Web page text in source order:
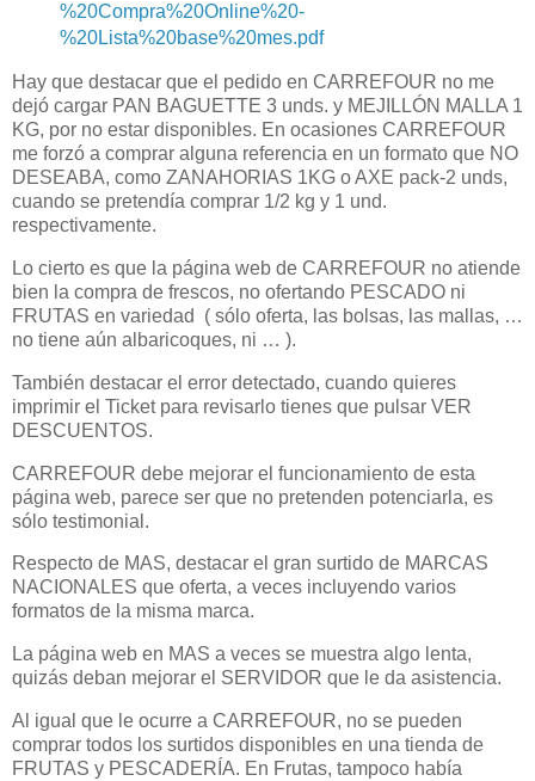
%20Compra%20Online%20-
%20Lista%20base%20mes.pdf
Hay que destacar que el pedido en CARREFOUR no me
dejó cargar PAN BAGUETTE 3 unds. y MEJILLÓN MALLA 1
KG, por no estar disponibles. En ocasiones CARREFOUR
me forzó a comprar alguna referencia en un formato que NO
DESEABA, como ZANAHORIAS 1KG o AXE pack-2 unds,
cuando se pretendía comprar 1/2 kg y 1 und.
respectivamente.
Lo cierto es que la página web de CARREFOUR no atiende
bien la compra de frescos, no ofertando PESCADO ni
FRUTAS en variedad ( sólo oferta, las bolsas, las mallas, …
no tiene aún albaricoques, ni … ).
También destacar el error detectado, cuando quieres
imprimir el Ticket para revisarlo tienes que pulsar VER
DESCUENTOS.
CARREFOUR debe mejorar el funcionamiento de esta
página web, parece ser que no pretenden potenciarla, es
sólo testimonial.
Respecto de MAS, destacar el gran surtido de MARCAS
NACIONALES que oferta, a veces incluyendo varios
formatos de la misma marca.
La página web en MAS a veces se muestra algo lenta,
quizás deban mejorar el SERVIDOR que le da asistencia.
Al igual que le ocurre a CARREFOUR, no se pueden
comprar todos los surtidos disponibles en una tienda de
FRUTAS y PESCADERÍA. En Frutas, tampoco había